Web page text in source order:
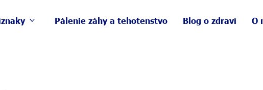
Pálenie záhy a tehotenstvo Blog o zdraví O